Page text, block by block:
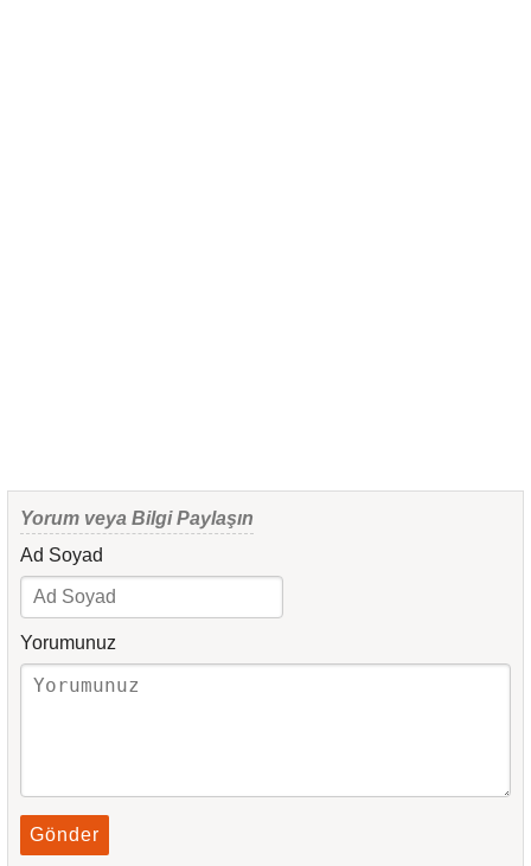
Yorum veya Bilgi Paylaşın
Ad Soyad
Yorumunuz
Gönder